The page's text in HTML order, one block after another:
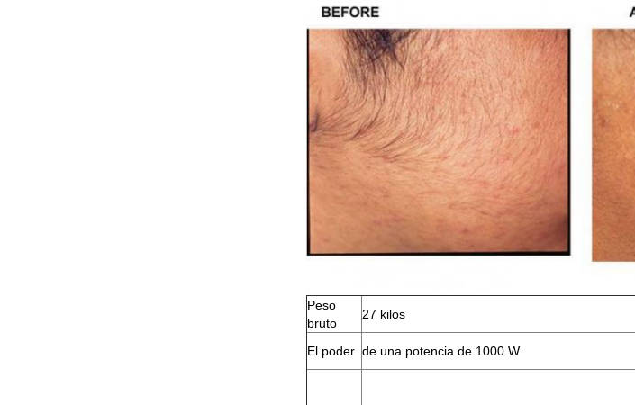
Peso
bruto
27 kilos
El poder de una potencia de 1000 W